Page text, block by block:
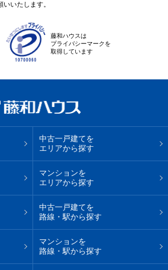
いたします。
藤和ハウスは
プライバシーマークを
取得しています
中古一戸建てを
エリアから探す
マンションを
エリアから探す
中古一戸建てを
路線・駅から探す
マンションを
路線・駅から探す